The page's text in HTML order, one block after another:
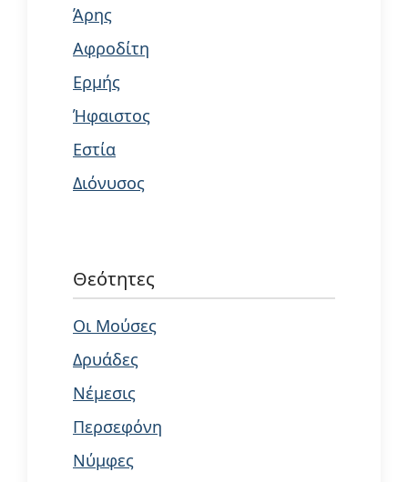
Άρης
Αφροδίτη
Ερμής
Ήφαιστος
Εστία
Διόνυσος
Θεότητες
Οι Μούσες
Δρυάδες
Νέμεσις
Περσεφόνη
Νύμφες